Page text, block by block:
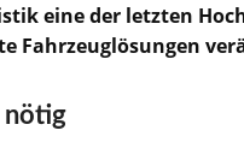
eine der letzten
Fahrzeuglösungen
nötig